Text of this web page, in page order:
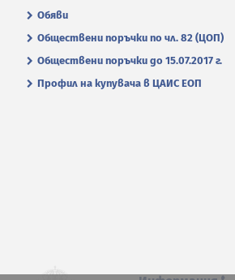
Обяви
Обществени поръчки по чл. 82 (ЦОП)
Обществени поръчки до 15.07.2017 г.
Профил на купувача в ЦАИС ЕОП